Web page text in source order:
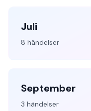
Juli
8 händelser
September
3 händelser